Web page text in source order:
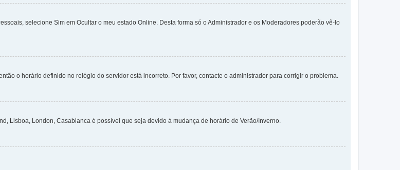
selecione Sim em Ocultar o meu estado Online. Desta forma só o Administrador e os Moderadores poderão vê-lo
o horário definido no relógio do servidor está incorreto. Por favor, contacte o administrador para corrigir o problema.
Lisboa, London, Casablanca é possível que seja devido à mudança de horário de Verão/Inverno.